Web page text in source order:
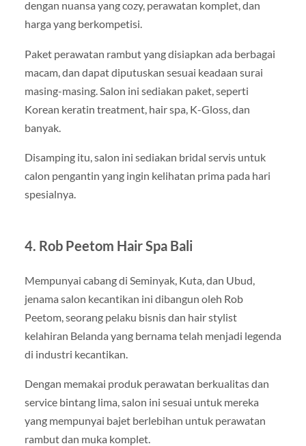
dengan nuansa yang cozy, perawatan komplet, dan
harga yang berkompetisi.
Paket perawatan rambut yang disiapkan ada berbagai
macam, dan dapat diputuskan sesuai keadaan surai
masing-masing. Salon ini sediakan paket, seperti
Korean keratin treatment, hair spa, K-Gloss, dan
banyak.
Disamping itu, salon ini sediakan bridal servis untuk
calon pengantin yang ingin kelihatan prima pada hari
spesialnya.
4. Rob Peetom Hair Spa Bali
Mempunyai cabang di Seminyak, Kuta, dan Ubud,
jenama salon kecantikan ini dibangun oleh Rob
Peetom, seorang pelaku bisnis dan hair stylist
kelahiran Belanda yang bernama telah menjadi legenda
di industri kecantikan.
Dengan memakai produk perawatan berkualitas dan
service bintang lima, salon ini sesuai untuk mereka
yang mempunyai bajet berlebihan untuk perawatan
rambut dan muka komplet.